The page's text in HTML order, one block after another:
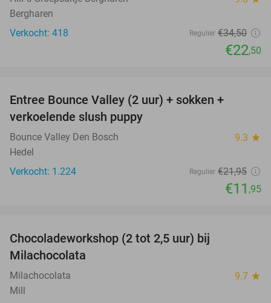
Bergharen
Verkocht: 418
Regulier €34,50
€22,50
Entree Bounce Valley (2 uur) + sokken +
verkoelende slush puppy
Bounce Valley Den Bosch 9.3 star
Hedel
Verkocht: 1.224
Regulier €21,95
€11 ,95
Chocoladeworkshop (2 tot 2,5 uur) bij
Milachocolata
Milachocolata 9.7 star
Mill